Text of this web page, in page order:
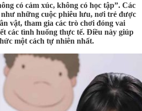
có cảm xúc, không có học tập”. Các
những cuộc phiêu lưu, nơi trẻ được
vật, tham gia các trò chơi đóng vai
các tình huống thực tế. Điều này giúp
một cách tự nhiên nhất.